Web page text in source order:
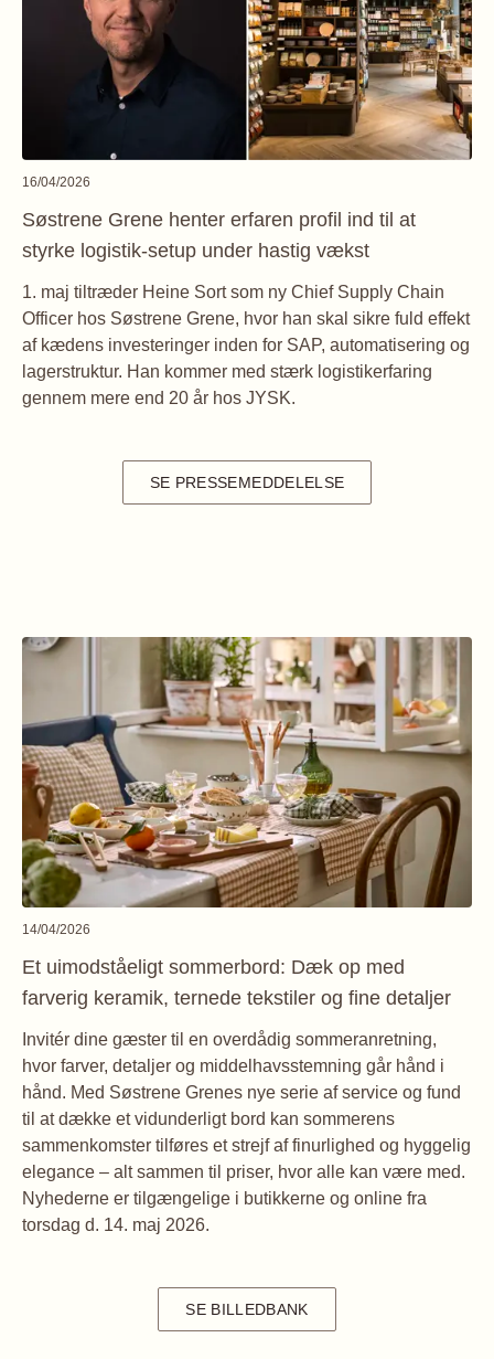
16/04/2026
Søstrene Grene henter erfaren profil ind til at
styrke logistik-setup under hastig vækst
1. maj tiltræder Heine Sort som ny Chief Supply Chain
Officer hos Søstrene Grene, hvor han skal sikre fuld effekt
af kædens investeringer inden for SAP, automatisering og
lagerstruktur. Han kommer med stærk logistikerfaring
SE PRESSEMEDDELELSE
14/04/2026
Et uimodståeligt sommerbord: Dæk op med
farverig keramik, ternede tekstiler og fine detaljer
Invitér dine gæster til en overdådig sommeranretning,
hvor farver, detaljer og middelhavsstemning går hånd i
hånd. Med Søstrene Grenes nye serie af service og fund
til at dække et vidunderligt bord kan sommerens
sammenkomster tilføres et strejf af finurlighed og hyggelig
elegance – alt sammen til priser, hvor alle kan være med.
Nyhederne er tilgængelige i butikkerne og online fra
torsdag d. 14. maj 2026.
SE BILLEDBANK